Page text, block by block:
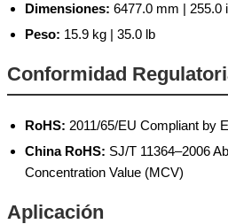
Dimensiones: 6477.0 mm | 255.0
Peso: 15.9 kg | 35.0 lb
Conformidad
RoHS: 2011/65/EU Compliant by
China RoHS: SJ/T 11364–2006
Concentration Value (MCV)
Aplicación